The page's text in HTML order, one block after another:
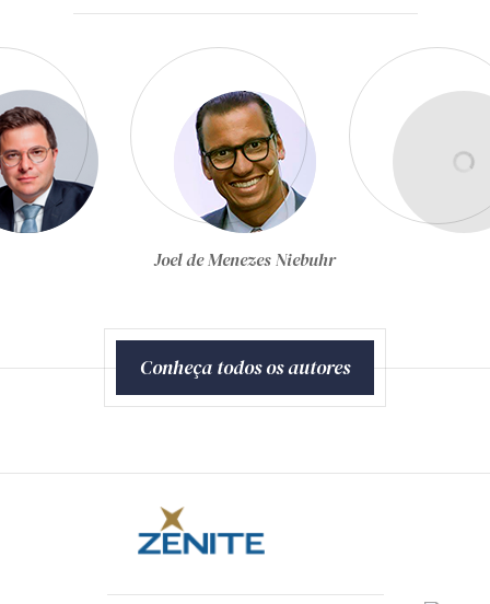
Jorge Ulisses Jacoby
Conheça todos os autores